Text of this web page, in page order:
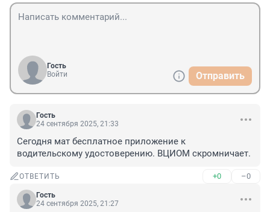
Гость
Войти
Отправить
Гость
24 сентября 2025, 21:33
Сегодня мат бесплатное приложение к
водительскому удостоверению. ВЦИОМ скромничает.
ОТВЕТИТЬ +0 –0
Гость
24 сентября 2025, 21:27